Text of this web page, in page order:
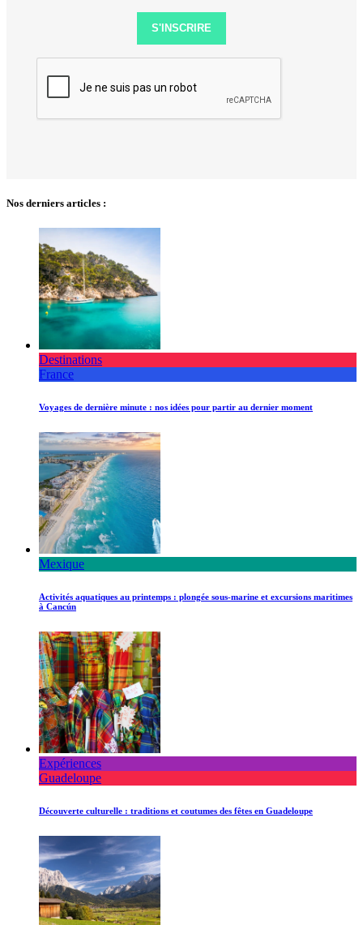
S'INSCRIRE
Nos derniers articles :
Destinations
France
Voyages de dernière minute : nos idées pour partir au dernier moment
Mexique
Activités aquatiques au printemps : plongée sous-marine et excursions maritimes
à Cancún
Expériences
Guadeloupe
Découverte culturelle : traditions et coutumes des fêtes en Guadeloupe